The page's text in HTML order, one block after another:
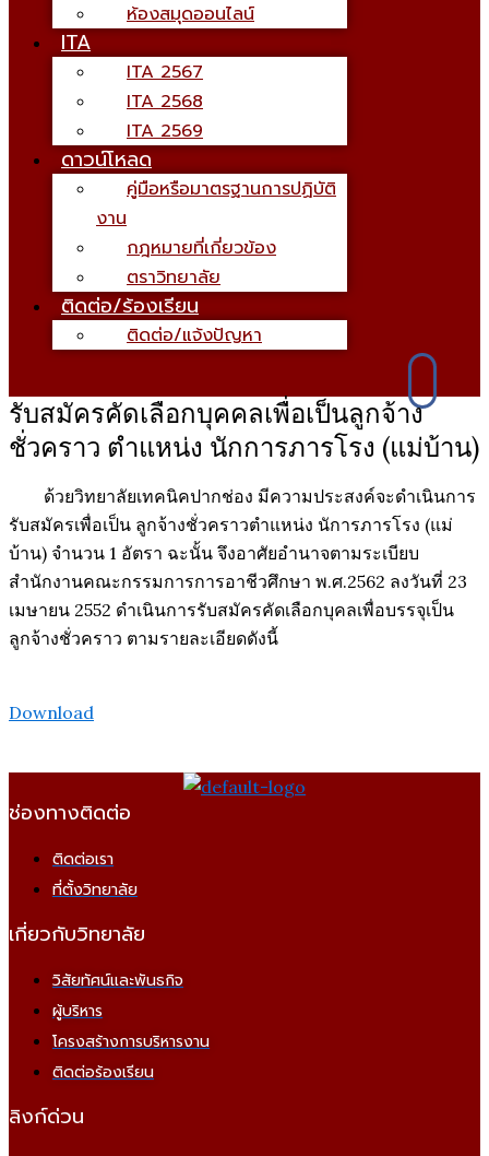
ห้องสมุดออนไลน์
ITA
ITA 2567
ITA 2568
ITA 2569
ดาวน์โหลด
คู่มือหรือมาตรฐานการปฏิบัติ
งาน
กฎหมายที่เกี่ยวข้อง
ตราวิทยาลัย
ติดต่อ/ร้องเรียน
ติดต่อ/แจ้งปัญหา
รับสมัครคัดเลือกบุคคลเพื่อเป็นลูกจ้าง
ชั่วคราว ตำแหน่ง นักการภารโรง (แม่บ้าน)
ด้วยวิทยาลัยเทคนิคปากช่อง มีความประสงค์จะดำเนินการ
รับสมัครเพื่อเป็น ลูกจ้างชั่วคราวตำแหน่ง นัการภารโรง (แม่
บ้าน) จำนวน 1 อัตรา ฉะนั้น จึงอาศัยอำนาจตามระเบียบ
สำนักงานคณะกรรมการการอาชีวศึกษา พ.ศ.2562 ลงวันที่ 23
เมษายน 2552 ดำเนินการรับสมัครคัดเลือกบุคลเพื่อบรรจุเป็น
ลูกจ้างชั่วคราว ตามรายละเอียดดังนี้
Download
ช่องทางติดต่อ
ติดต่อเรา
ที่ตั้งวิทยาลัย
เกี่ยวกับวิทยาลัย
วิสัยทัศน์และพันธกิจ
ผู้บริหาร
โครงสร้างการบริหารงาน
ติดต่อร้องเรียน
ลิงก์ด่วน